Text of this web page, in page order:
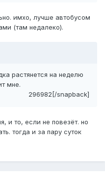
имхо, лучше автобусом
(там недалеко).
растянется на неделю
мне.
296982[/snapback]
и то, если не повезёт. но
тогда и за пару суток